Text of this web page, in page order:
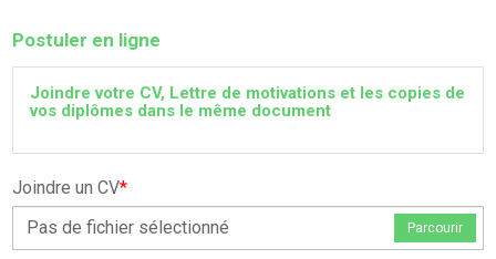
Postuler en ligne
Joindre votre CV, Lettre de motivations et les copies de
vos diplômes dans le même document
Joindre un CV*
Pas de fichier sélectionné
Parcourir